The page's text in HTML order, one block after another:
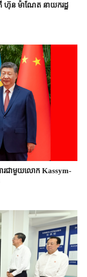
ហ៊ុន ម៉ាណែត នាយករដ្ឋ
ារជាមួយ​លោក Kassym-